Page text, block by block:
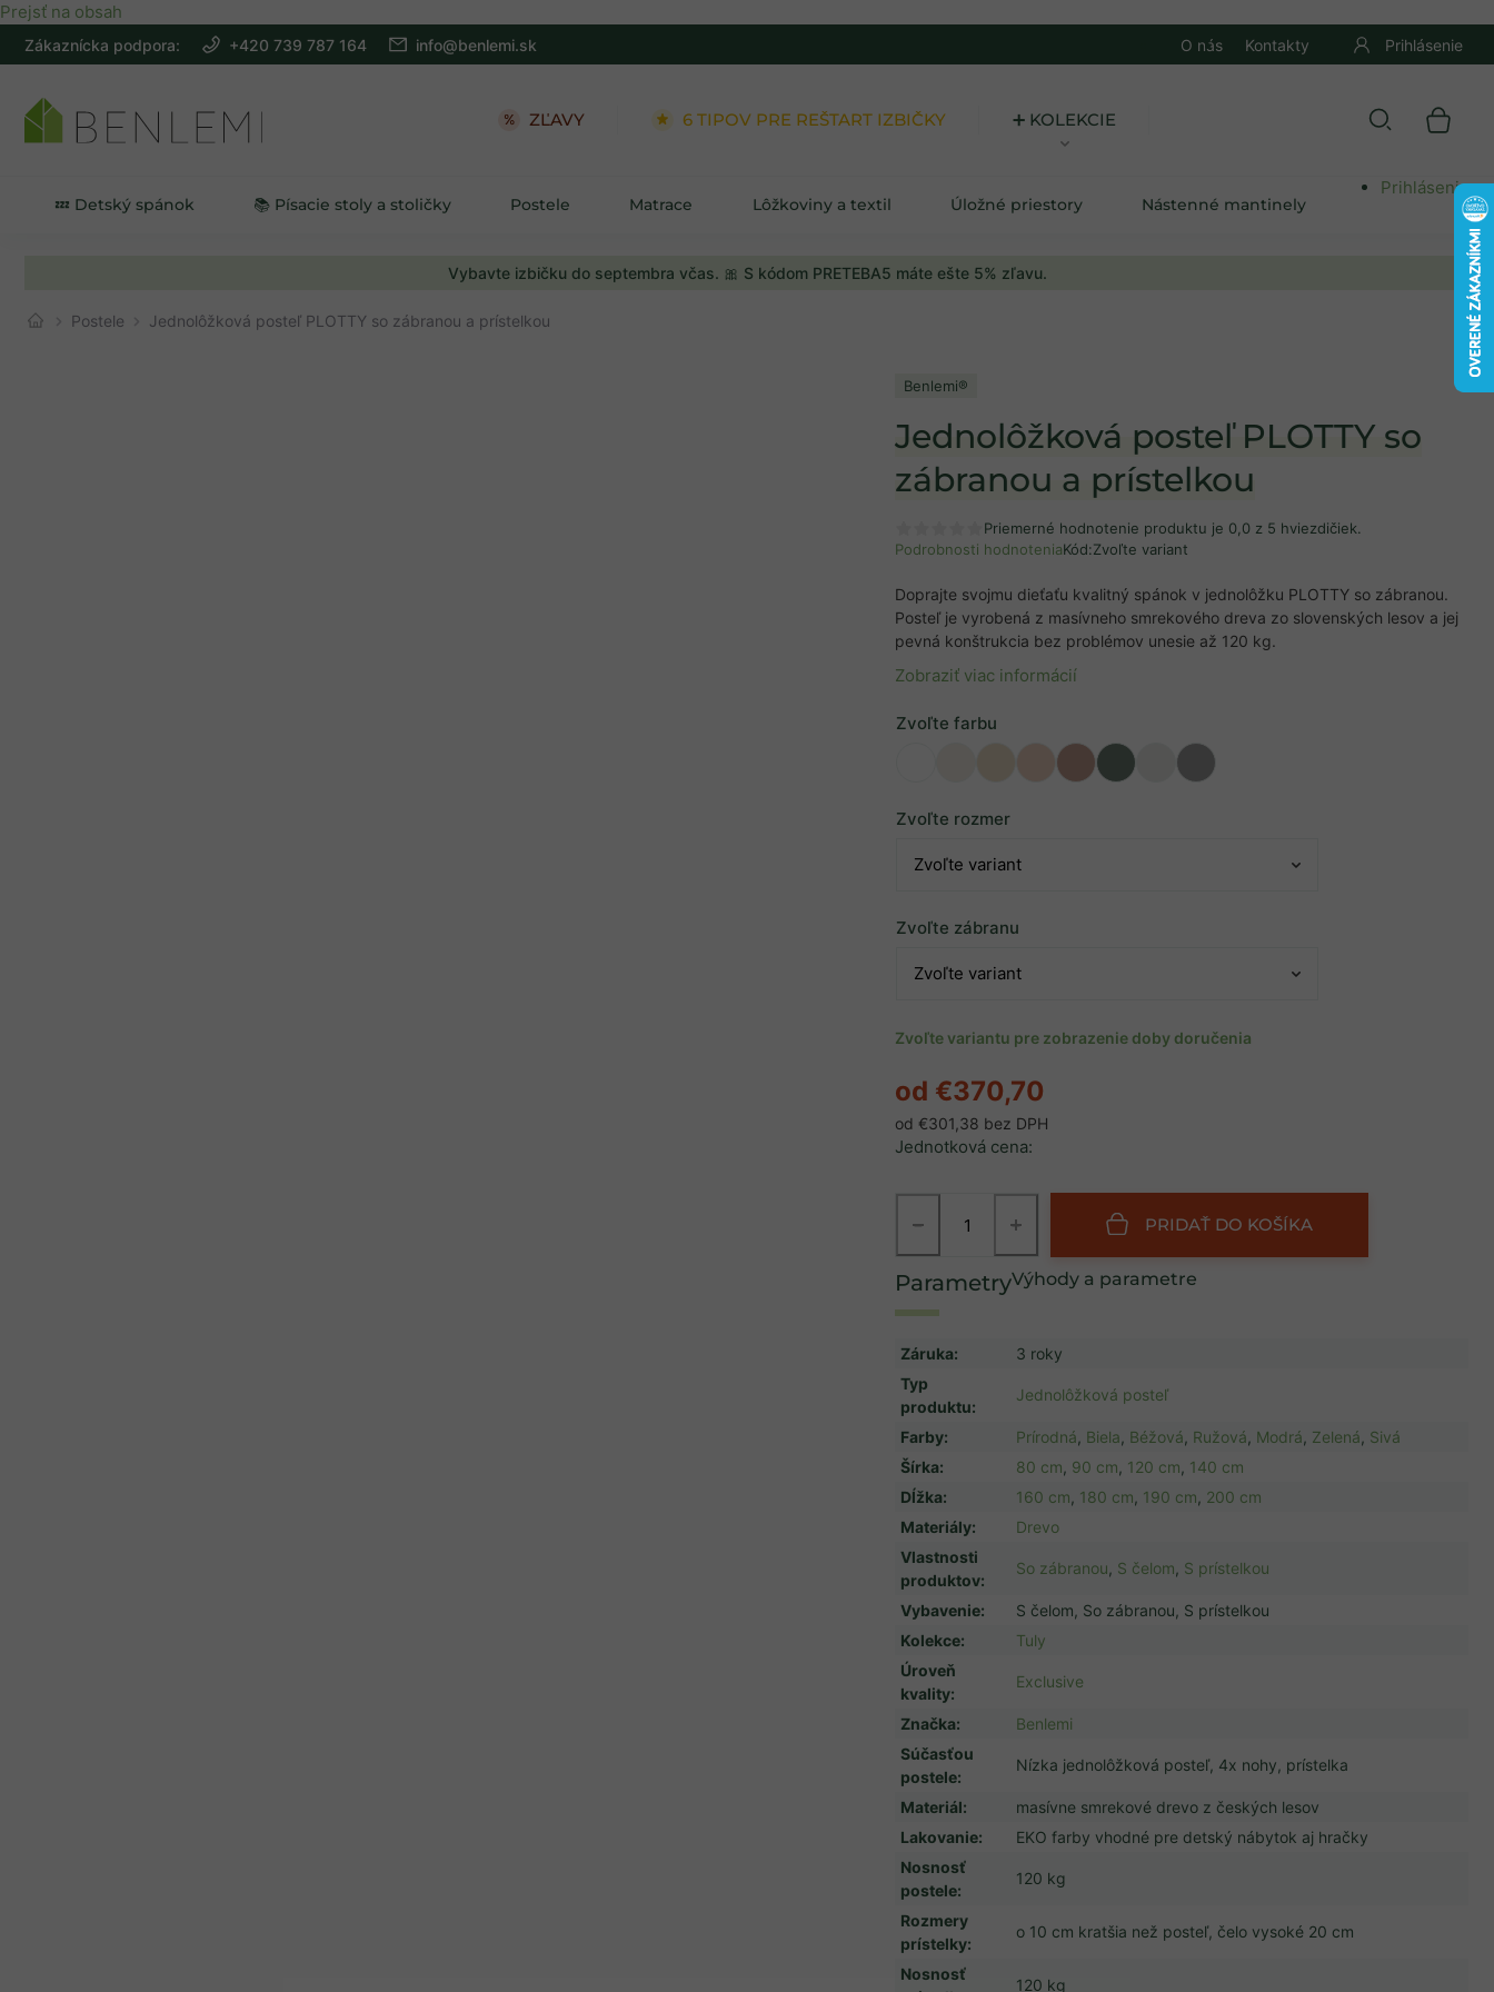
Prejsť na obsah
Vybavte izbičku do septembra včas. 🎀 S kódom PRETEBA5 máte ešte 5% zľavu.
Zákaznícka podpora: +420 739 787 164 info@benlemi.sk O nás Kontakty Prihlásenie
ZĽAVY 6 TIPOV PRE REŠTART IZBIČKY ➕ KOLEKCIE
💤 Detský spánok 📚 Písacie stoly a stoličky Postele Matrace Lôžkoviny a textil Úložné priestory Nástenné mantinely
Prihlásenie
Postele Jednolôžková posteľ PLOTTY so zábranou a prístelkou
Benlemi®
Jednolôžková posteľ PLOTTY so
zábranou a prístelkou
Priemerné hodnotenie produktu je 0,0 z 5 hviezdičiek.
Podrobnosti hodnoteniaKód:Zvoľte variant
od €370,70
od €301,38 bez DPH
Jednotková cena:
Zvoľte variantu pre zobrazenie doby doručenia
Zvoľte farbu
Zvoľte rozmer
Zvoľte zábranu
+
− PRIDAŤ DO KOŠÍKA
Výhody a parametre
Záruka:
3 roky
Typ
produktu:
Jednolôžková posteľ
Farby: Prírodná Biela Béžová Ružová Modrá Zelená Sivá
Šírka: 80 cm 90 cm 120 cm 140 cm
Dĺžka: 160 cm 180 cm 190 cm 200 cm
Materiály:
Drevo
Vlastnosti
produktov:
So zábranou S čelom S prístelkou
Vybavenie:
S čelom, So zábranou, S prístelkou
Kolekce:
Tuly
Úroveň
kvality:
Exclusive
Značka:
Benlemi
Súčasťou
postele:
Nízka jednolôžková posteľ, 4x nohy, prístelka
Materiál:
masívne smrekové drevo z českých lesov
Lakovanie:
EKO farby vhodné pre detský nábytok aj hračky
Nosnosť
postele:
120 kg
Rozmery
prístelky:
o 10 cm kratšia než posteľ, čelo vysoké 20 cm
Nosnosť
120 kg
Doprajte svojmu dieťaťu kvalitný spánok v jednolôžku PLOTTY so zábranou.
Posteľ je vyrobená z masívneho smrekového dreva zo slovenských lesov a jej
pevná konštrukcia bez problémov unesie až 120 kg.
Zobraziť viac informácií